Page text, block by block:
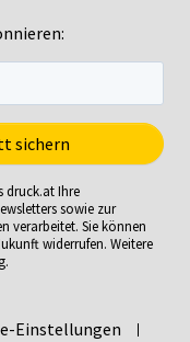
druck.at Ihre
sowie zur
verarbeitet. Sie können
widerrufen. Weitere
.
Einstellungen